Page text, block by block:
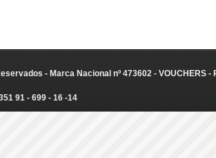
- Marca Nacional nº 473602 - VOUCHERS
91 - 699 - 16 -14